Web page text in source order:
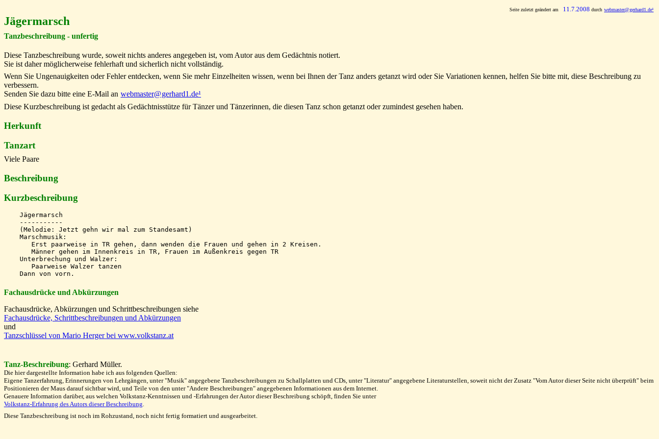
Seite zuletzt geändert am 11.7.2008 durch webmaster@gerhard1.de¹
Jägermarsch
Tanzbeschreibung - unfertig
Diese Tanzbeschreibung wurde, soweit nichts anderes angegeben ist, vom Autor aus dem Gedächtnis notiert.
Sie ist daher möglicherweise fehlerhaft und sicherlich nicht vollständig.
Wenn Sie Ungenauigkeiten oder Fehler entdecken, wenn Sie mehr Einzelheiten wissen, wenn bei Ihnen der Tanz anders getanzt wird oder Sie Variationen kennen, helfen Sie bitte mit, diese Beschreibung zu
verbessern.
Senden Sie dazu bitte eine E-Mail an webmaster@gerhard1.de¹
Diese Kurzbeschreibung ist gedacht als Gedächtnisstütze für Tänzer und Tänzerinnen, die diesen Tanz schon getanzt oder zumindest gesehen haben.
Herkunft
Tanzart
Viele Paare
Beschreibung
Kurzbeschreibung
    Jägermarsch
    -----------
    (Melodie: Jetzt gehn wir mal zum Standesamt)
    Marschmusik:
       Erst paarweise in TR gehen, dann wenden die Frauen und gehen in 2 Kreisen.
       Männer gehen im Innenkreis in TR, Frauen im Außenkreis gegen TR
    Unterbrechung und Walzer:
       Paarweise Walzer tanzen
Fachausdrücke und Abkürzungen
Fachausdrücke, Abkürzungen und Schrittbeschreibungen siehe
Fachausdrücke, Schrittbeschreibungen und Abkürzungen
und
Tanzschlüssel von Mario Herger bei www.volkstanz.at
Tanz-Beschreibung: Gerhard Müller.
Die hier dargestellte Information habe ich aus folgenden Quellen:
Eigene Tanzerfahrung, Erinnerungen von Lehrgängen, unter "Musik" angegebene Tanzbeschreibungen zu Schallplatten und CDs, unter "Literatur" angegebene Literaturstellen, soweit nicht der Zusatz "Vom Autor dieser Seite nicht überprüft" beim
Positionieren der Maus darauf sichtbar wird, und Teile von den unter "Andere Beschreibungen" angegebenen Informationen aus dem Internet.
Genauere Information darüber, aus welchen Volkstanz-Kenntnissen und -Erfahrungen der Autor dieser Beschreibung schöpft, finden Sie unter
Volkstanz-Erfahrung des Autors dieser Beschreibung.
Diese Tanzbeschreibung ist noch im Rohzustand, noch nicht fertig formatiert und ausgearbeitet.